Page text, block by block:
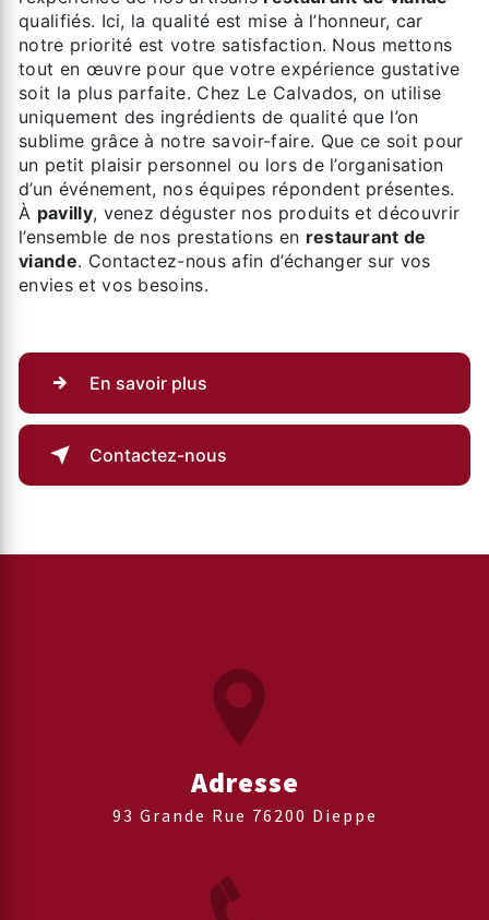
qualifiés. Ici, la qualité est mise à l’honneur, car
notre priorité est votre satisfaction. Nous mettons
tout en œuvre pour que votre expérience gustative
soit la plus parfaite. Chez Le Calvados, on utilise
uniquement des ingrédients de qualité que l’on
sublime grâce à notre savoir-faire. Que ce soit pour
un petit plaisir personnel ou lors de l’organisation
d’un événement, nos équipes répondent présentes.
À pavilly, venez déguster nos produits et découvrir
l’ensemble de nos prestations en restaurant de
viande. Contactez-nous afin d’échanger sur vos
envies et vos besoins.
En savoir plus
Contactez-nous
Adresse
93 Grande Rue 76200 Dieppe